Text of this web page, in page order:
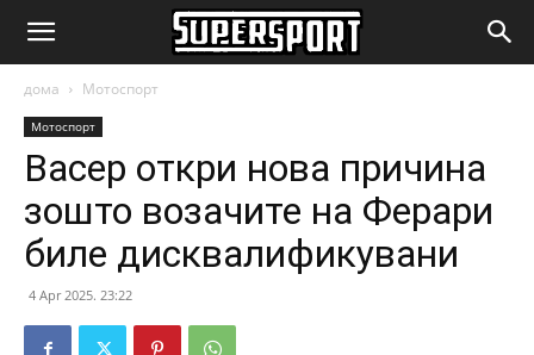
SuperSport.mk
дома Мотоспорт
Мотоспорт
Васер откри нова причина
зошто возачите на Ферари
биле дисквалификувани
4 Apr 2025. 23:22